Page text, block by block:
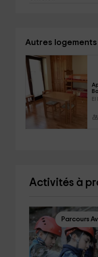
Autres
Activités à
Parcours